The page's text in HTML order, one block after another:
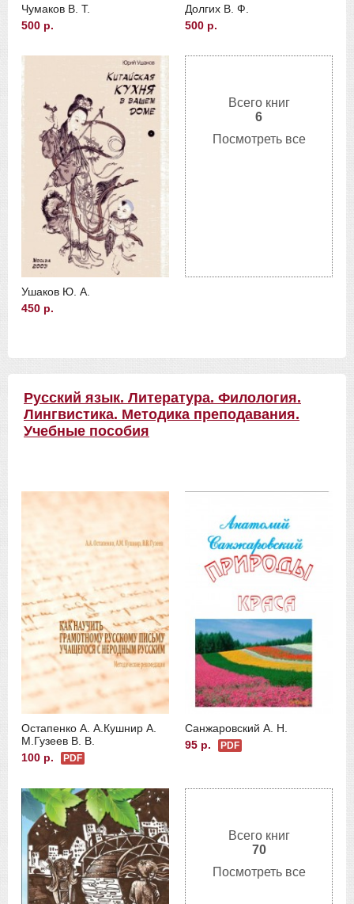
Чумаков В. Т.
500 р.
Долгих В. Ф.
500 р.
Ушаков Ю. А.
450 р.
Всего книг
6
Посмотреть все
Русский язык. Литература. Филология.
Лингвистика. Методика преподавания.
Учебные пособия
Остапенко А. А. Кушнир А.
М. Гузеев В. В.
100 р.
PDF
Санжаровский А. Н.
95 р.
PDF
Всего книг
70
Посмотреть все